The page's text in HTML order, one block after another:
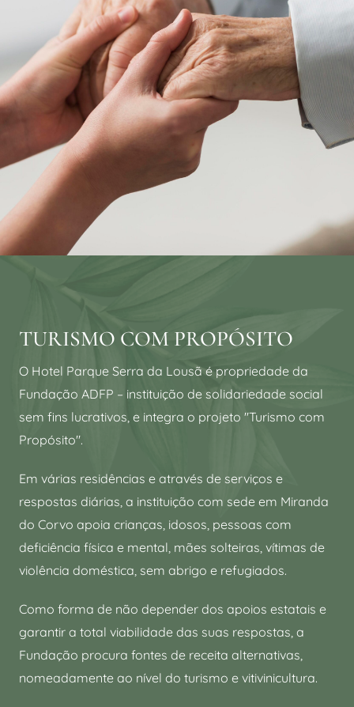
TURISMO COM PROPÓSITO
O Hotel Parque Serra da Lousã é propriedade da
Fundação ADFP – instituição de solidariedade social
sem fins lucrativos, e integra o projeto "Turismo com
Propósito".
Em várias residências e através de serviços e
respostas diárias, a instituição com sede em Miranda
do Corvo apoia crianças, idosos, pessoas com
deficiência física e mental, mães solteiras, vítimas de
violência doméstica, sem abrigo e refugiados.
Como forma de não depender dos apoios estatais e
garantir a total viabilidade das suas respostas, a
Fundação procura fontes de receita alternativas,
nomeadamente ao nível do turismo e vitivinicultura.